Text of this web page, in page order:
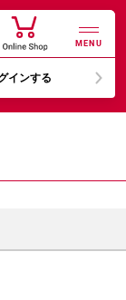
MENU
インする